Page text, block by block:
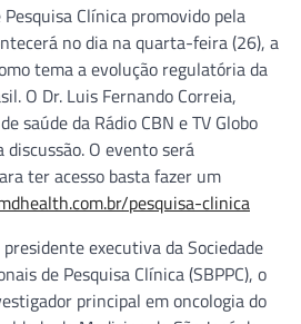
Clínica promovido pela
no dia na quarta-feira (26), a
tema a evolução regulatória da
O Dr. Luis Fernando Correia,
saúde da Rádio CBN e TV Globo
O evento será
ter acesso basta fazer um
pesquisa-clinica
executiva da Sociedade
de Pesquisa Clínica (SBPPC), o
principal em oncologia do